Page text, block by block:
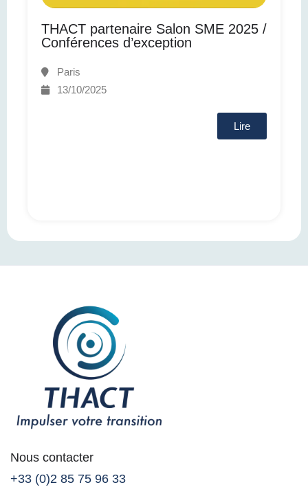
THACT partenaire Salon SME 2025 /
Conférences d’exception
Paris
13/10/2025
Lire
Nous contacter
+33 (0)2 85 75 96 33